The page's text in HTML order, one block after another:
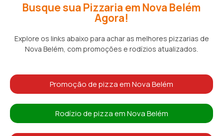
Busque sua Pizzaria em Nova Belém
Agora!
Explore os links abaixo para achar as melhores pizzarias de
Nova Belém, com promoções e rodízios atualizados.
Promoção de pizza em Nova Belém
Rodízio de pizza em Nova Belém